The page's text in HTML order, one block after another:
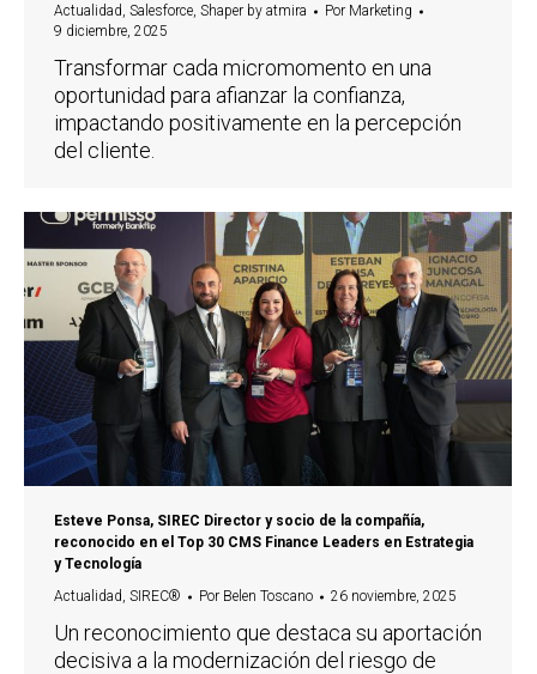
Actualidad, Salesforce, Shaper by atmira Por Marketing
9 diciembre, 2025
Transformar cada micromomento en una
oportunidad para afianzar la confianza,
impactando positivamente en la percepción
del cliente.
Esteve Ponsa, SIREC Director y socio de la compañía,
reconocido en el Top 30 CMS Finance Leaders en Estrategia
y Tecnología
Actualidad, SIREC® Por Belen Toscano 26 noviembre, 2025
Un reconocimiento que destaca su aportación
decisiva a la modernización del riesgo de